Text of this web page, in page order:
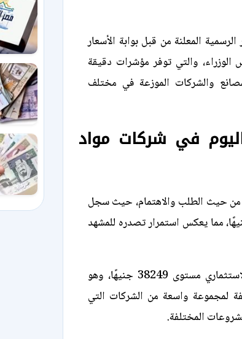
المعلنة من قبل بوابة الأسعار
الوزراء، والتي توفر مؤشرات دقيقة
والشركات الموزعة في مختلف
في شركات مواد
من حيث الطلب والاهتمام، حيث سجل
اليوم نحو 39914 جنيهًا، مما يعكس استمرار تصدره للمشهد
بينما سجل سعر طن الحديد الاستثماري مستوى 38249 جنيهًا، وهو
لمجموعة واسعة من الشركات التي
المختلفة.